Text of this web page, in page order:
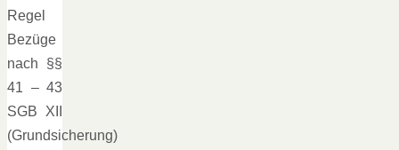
Regel
Bezüge
nach §§
41 – 43
SGB XII
(Grundsicherung)